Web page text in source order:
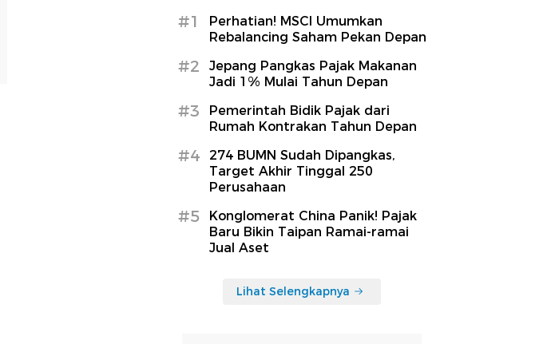
#1
Perhatian! MSCI Umumkan
Rebalancing Saham Pekan Depan
#2
Jepang Pangkas Pajak Makanan
Jadi 1% Mulai Tahun Depan
#3
Pemerintah Bidik Pajak dari
Rumah Kontrakan Tahun Depan
#4
274 BUMN Sudah Dipangkas,
Target Akhir Tinggal 250
Perusahaan
#5
Konglomerat China Panik! Pajak
Baru Bikin Taipan Ramai-ramai
Jual Aset
Lihat Selengkapnya